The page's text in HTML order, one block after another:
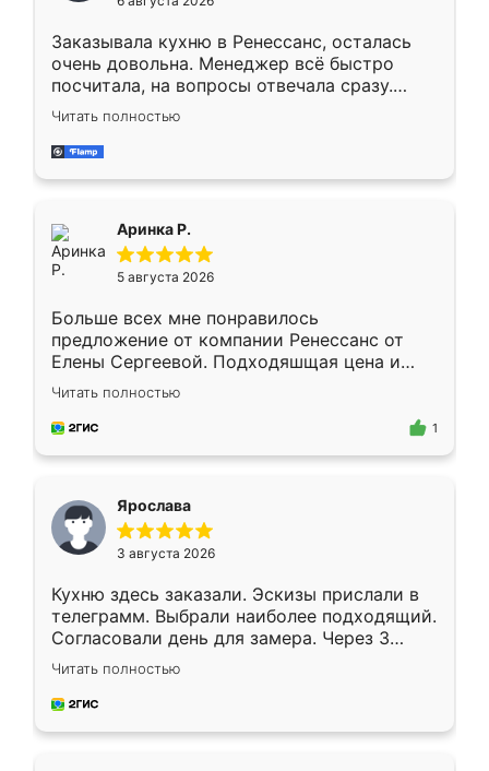
мебели буду заказывать только здесь.
Заказывала кухню в Ренессанс, осталась
очень довольна. Менеджер всё быстро
посчитала, на вопросы отвечала сразу.
Замерщик приехал в субботу, подошёл к
делу со всей ответственностью. Собрали
за день, ребята работали аккуратно, даже
Читать полностью
Аринка Р.
5 августа 2026
Больше всех мне понравилось
предложение от компании Ренессанс от
Елены Сергеевой. Подходяшщая цена и
короткие сроки изготовления. Приехавший
для замера сотрудник Владислав
предложил по моему эскизу самый
Читать полностью
1
Ярослава
3 августа 2026
Кухню здесь заказали. Эскизы прислали в
телеграмм. Выбрали наиболее подходящий.
Согласовали день для замера. Через 3
недели кухня была уже готова. Остались
довольны работой. Спасибо Ренессанс
мебель за качественную работу!
Читать полностью